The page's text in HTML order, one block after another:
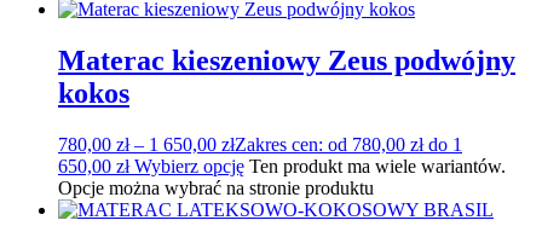
Materac kieszeniowy Zeus podwójny
kokos
780,00 zł – 1 650,00 złZakres cen: od 780,00 zł do 1
650,00 zł Wybierz opcję Ten produkt ma wiele wariantów.
Opcje można wybrać na stronie produktu